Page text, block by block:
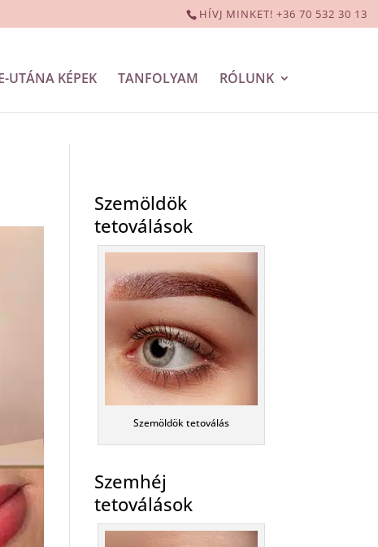
HÍVJ MINKET! +36 70 532 30 13
UTÁNA KÉPEK TANFOLYAM
RÓLUNK
Szemöldök
tetoválások
Szemöldök tetoválás
Szemhéj
tetoválások